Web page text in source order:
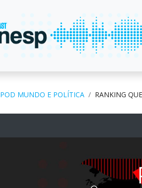
POD MUNDO E POLÍTICA RANKING